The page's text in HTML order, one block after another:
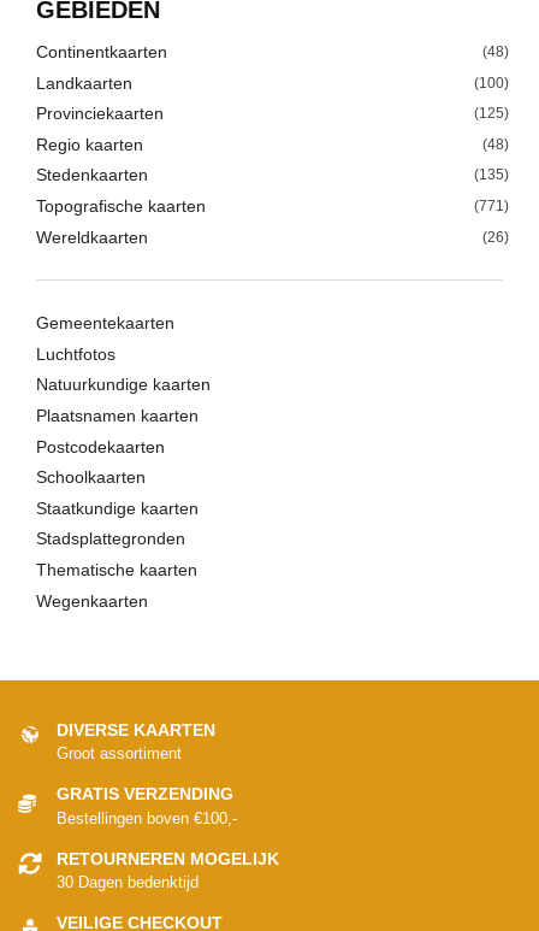
GEBIEDEN
Continentkaarten (48)
Landkaarten (100)
Provinciekaarten (125)
Regio kaarten (48)
Stedenkaarten (135)
Topografische kaarten (771)
Wereldkaarten (26)
Gemeentekaarten
Luchtfotos
Natuurkundige kaarten
Plaatsnamen kaarten
Postcodekaarten
Schoolkaarten
Staatkundige kaarten
Stadsplattegronden
Thematische kaarten
Wegenkaarten
DIVERSE KAARTEN
Groot assortiment
GRATIS VERZENDING
Bestellingen boven €100,-
RETOURNEREN MOGELIJK
30 Dagen bedenktijd
VEILIGE CHECKOUT